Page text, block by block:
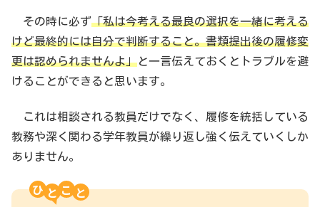
その時に必ず「私は今考える最良の選択を一緒に考える
けど最終的には自分で判断すること。書類提出後の履修変
更は認められませんよ」と一言伝えておくとトラブルを避
けることができると思います。
これは相談される教員だけでなく、履修を統括している
教務や深く関わる学年教員が繰り返し強く伝えていくしか
ありません。
ひ こ